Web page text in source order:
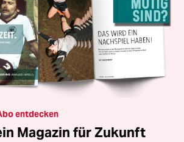
entdecken
Magazin für Zukunft